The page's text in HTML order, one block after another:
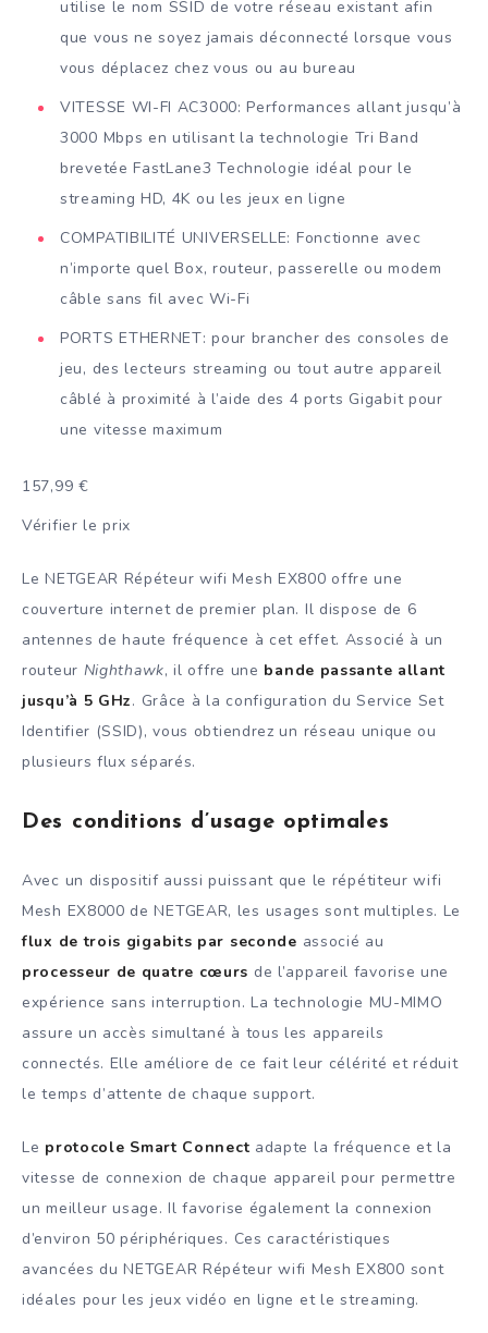
utilise le nom SSID de votre réseau existant afin
que vous ne soyez jamais déconnecté lorsque vous
vous déplacez chez vous ou au bureau
VITESSE WI-FI AC3000: Performances allant jusqu’à
3000 Mbps en utilisant la technologie Tri Band
brevetée FastLane3 Technologie idéal pour le
streaming HD, 4K ou les jeux en ligne
COMPATIBILITÉ UNIVERSELLE: Fonctionne avec
n’importe quel Box, routeur, passerelle ou modem
câble sans fil avec Wi-Fi
PORTS ETHERNET: pour brancher des consoles de
jeu, des lecteurs streaming ou tout autre appareil
câblé à proximité à l’aide des 4 ports Gigabit pour
une vitesse maximum
157,99 €
Vérifier le prix
Le NETGEAR Répéteur wifi Mesh EX800 offre une
couverture internet de premier plan. Il dispose de 6
antennes de haute fréquence à cet effet. Associé à un
routeur Nighthawk, il offre une bande passante allant
jusqu’à 5 GHz. Grâce à la configuration du Service Set
Identifier (SSID), vous obtiendrez un réseau unique ou
plusieurs flux séparés.
Des conditions d’usage optimales
Avec un dispositif aussi puissant que le répétiteur wifi
Mesh EX8000 de NETGEAR, les usages sont multiples. Le
flux de trois gigabits par seconde associé au
processeur de quatre cœurs de l’appareil favorise une
expérience sans interruption. La technologie MU-MIMO
assure un accès simultané à tous les appareils
connectés. Elle améliore de ce fait leur célérité et réduit
le temps d’attente de chaque support.
Le protocole Smart Connect adapte la fréquence et la
vitesse de connexion de chaque appareil pour permettre
un meilleur usage. Il favorise également la connexion
d’environ 50 périphériques. Ces caractéristiques
avancées du NETGEAR Répéteur wifi Mesh EX800 sont
idéales pour les jeux vidéo en ligne et le streaming.